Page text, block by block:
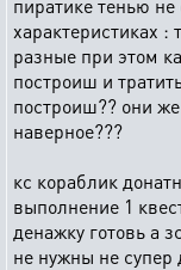
пиратике тенью
характеристиках :
разные при этом
построиш и
построиш?? они
наверное???
кс кораблик
выполнение 1
денажку готовь а
не нужны не супер